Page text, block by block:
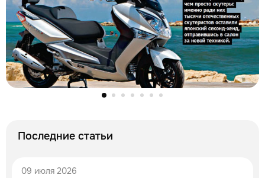
Последние статьи
09 июля 2026